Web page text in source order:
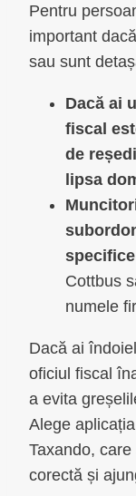
Pentru
important
sau sunt
Dacă ai
fiscal
de
lipsa
specifice
Cottbus
numele
Dacă ai
oficiul fiscal
a evita
Alege
Taxando,
corectă și